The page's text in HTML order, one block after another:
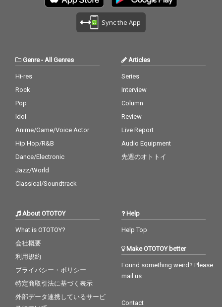
Sync the App
Genre- All Genres
Hi-res
Rock
Pop
Idol
Anime/Game/Voice Actor
Hip Hop/R&B
Dance/Electronic
Jazz/World
Classical/Soundtrack
Articles
Series
Interview
Column
Review
Live Report
Audio Equipment
先週のオトトイ
About OTOTOY
What is OTOTOY?
会社概要
利用規約
プライバシー・ポリシー
特定商取引法に基づく表示
外部データ連携しているサービ
Help
Help Top
Make OTOTOY better
Found something weird? Please
mail us
Contact